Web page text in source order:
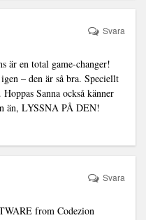
är en total game-changer!
– den är så bra. Speciellt
Sanna också känner
än, LYSSNA PÅ DEN!
Svara
from Codezion
Svara